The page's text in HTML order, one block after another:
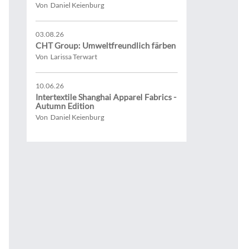
Von Daniel Keienburg
03.08.26
CHT Group: Umweltfreundlich färben
Von Larissa Terwart
10.06.26
Intertextile Shanghai Apparel Fabrics -
Autumn Edition
Von Daniel Keienburg